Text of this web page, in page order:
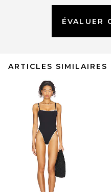
ÉVALUER
ARTICLES SIMILAIRES